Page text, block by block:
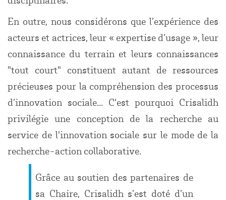
En outre, nous considérons que l’expérience des
acteurs et actrices, leur « expertise d’usage », leur
connaissance du terrain et leurs connaissances
"tout court" constituent autant de ressources
précieuses pour la compréhension des processus
d’innovation sociale... C'est pourquoi Crisalidh
privilégie une conception de la recherche au
service de l'innovation sociale sur le mode de la
recherche-action collaborative.
Grâce au soutien des partenaires de
sa Chaire, Crisalidh s’est doté d’un